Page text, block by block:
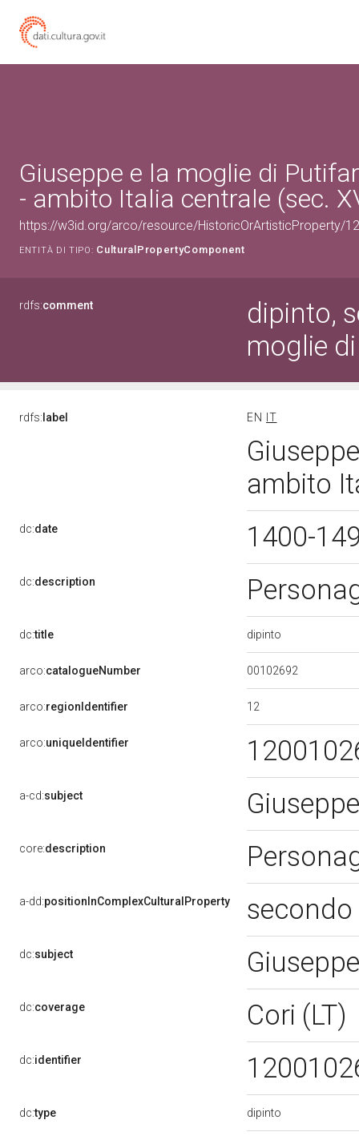
Giuseppe e la moglie di
- ambito Italia centrale (sec.
https://w3id.org/arco/resource/HistoricOrArtisticProperty/
ENTITÀ DI TIPO: CulturalPropertyComponent
rdfs:comment
dipinto,
moglie
rdfs: label EN IT
ambito
dc:date 1400-
dc:description
dc:title dipinto
arco:catalogueNumber 00102692
arco:regionIdentifier 12
arco:uniqueIdentifier
a-cd:subject
core:description
a-dd:positionInComplexCulturalProperty
dc:subject
dc:coverage Cori (LT)
dc:identifier
dc:type dipinto